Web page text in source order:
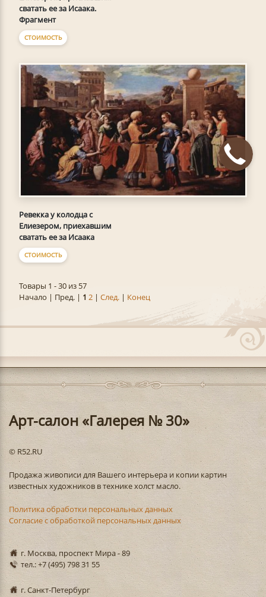
сватать ее за Исаака.
Фрагмент
СТОИМОСТЬ
Ревекка у колодца с
Елиезером, приехавшим
сватать ее за Исаака
СТОИМОСТЬ
Товары 1 - 30 из 57
Начало | Пред. | 1 2 | След. | Конец
Арт-салон «Галерея № 30»
© R52.RU
Продажа живописи для Вашего интерьера и копии картин
известных художников в технике холст масло.
Политика обработки персональных данных
Согласие с обработкой персональных данных
г. Москва, проспект Мира - 89
тел.: +7 (495) 798 31 55
г. Санкт-Петербург